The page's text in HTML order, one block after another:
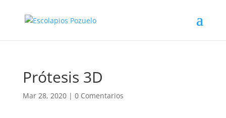
Prótesis 3D
Mar 28, 2020| 0 Comentarios